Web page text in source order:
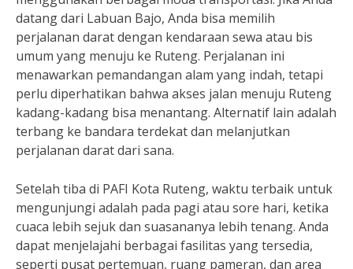
datang dari Labuan Bajo, Anda bisa memilih
perjalanan darat dengan kendaraan sewa atau bis
umum yang menuju ke Ruteng. Perjalanan ini
menawarkan pemandangan alam yang indah, tetapi
perlu diperhatikan bahwa akses jalan menuju Ruteng
kadang-kadang bisa menantang. Alternatif lain adalah
terbang ke bandara terdekat dan melanjutkan
perjalanan darat dari sana.
Setelah tiba di PAFI Kota Ruteng, waktu terbaik untuk
mengunjungi adalah pada pagi atau sore hari, ketika
cuaca lebih sejuk dan suasananya lebih tenang. Anda
dapat menjelajahi berbagai fasilitas yang tersedia,
seperti pusat pertemuan, ruang pameran, dan area